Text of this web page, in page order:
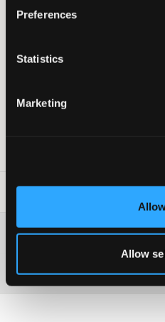
Preferences
Statistics
Marketing
Allow
Benhvid ribbet top fra Sofie
Normal pasform
Råd om tøjvask
Washing advice
Materiale